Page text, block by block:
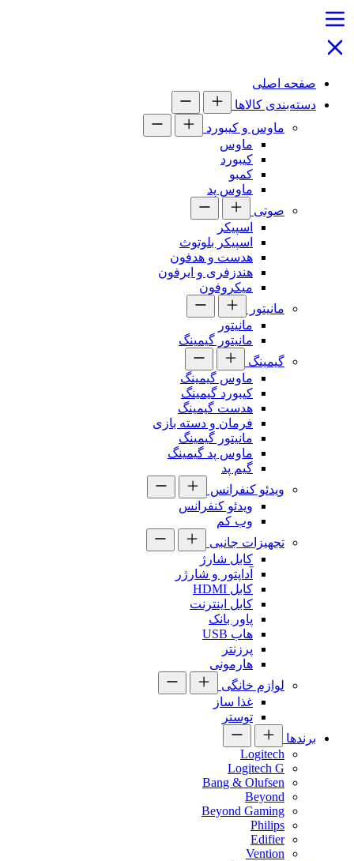
صفحه اصلی
دسته‌بندی کالاها
ماوس و کیبورد
ماوس
کیبورد
کمبو
ماوس پد
صوتی
اسپیکر
اسپیکر بلوتوث
هدست و هدفون
هندزفری و ایرفون
میکروفون
مانیتور
مانیتور
مانیتور گیمینگ
گیمینگ
ماوس گیمینگ
کیبورد گیمینگ
هدست گیمینگ
فرمان و دسته بازی
مانیتور گیمینگ
ماوس پد گیمینگ
گیم پد
ویدئو کنفرانس
ویدئو کنفرانس
وب کم
تجهیزات جانبی
کابل شارژ
آداپتور و شارژر
کابل HDMI
کابل اینترنت
پاور بانک
هاب USB
پرزنتر
هارمونی
لوازم خانگی
غذا ساز
توستر
برندها
Logitech
Logitech G
Bang & Olufsen
Beyond
Beyond Gaming
Philips
Edifier
Vention